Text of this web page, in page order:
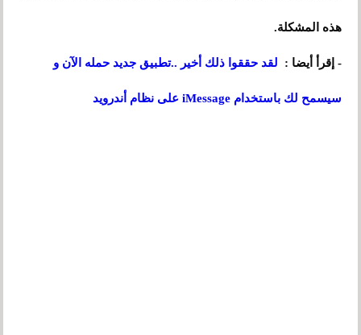
هذه المشكلة.
- إقرأ أيضا : لقد حققوا ذلك أخير ..تطبيق جديد حمله الآن و
سيسمح لك باستخدام iMessage على نظام أندرويد